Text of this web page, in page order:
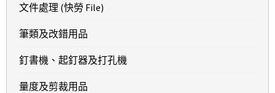
文件處理 (快勞 File)
筆類及改錯用品
釘書機、起釘器及打孔機
量度及剪裁用品